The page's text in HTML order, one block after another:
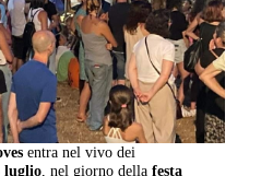
entra nel vivo dei
luglio , nel giorno dellafesta